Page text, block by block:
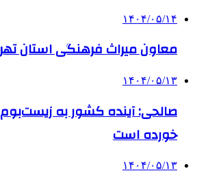
۱۴۰۴/۰۵/۱۴
معاون میراث فرهنگی استان
۱۴۰۴/۰۵/۱۳
صالحی: آینده کشور به
خورده است
۱۴۰۴/۰۵/۱۳